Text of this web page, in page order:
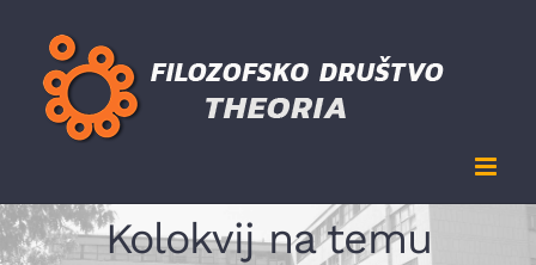
content
Kolokvij na temu